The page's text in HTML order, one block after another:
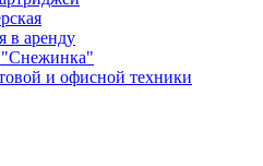
в аренду
"Снежинка"
и офисной техники